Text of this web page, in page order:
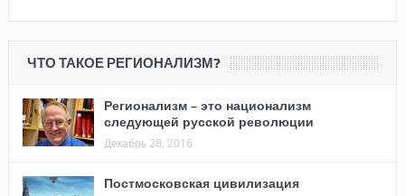
ЧТО ТАКОЕ РЕГИОНАЛИЗМ?
Регионализм – это национализм
следующей русской революции
Декабрь 28, 2016
Постмосковская цивилизация